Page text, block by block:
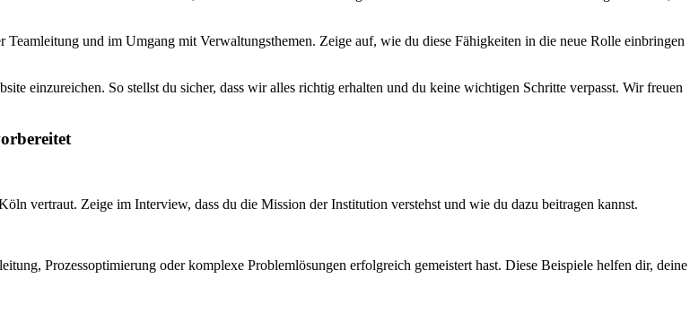
Teamleitung und im Umgang mit Verwaltungsthemen. Zeige auf, wie du diese Fähigkeiten in die neue Rolle einbringen
einzureichen. So stellst du sicher, dass wir alles richtig erhalten und du keine wichtigen Schritte verpasst. Wir freuen
vertraut. Zeige im Interview, dass du die Mission der Institution verstehst und wie du dazu beitragen kannst.
Prozessoptimierung oder komplexe Problemlösungen erfolgreich gemeistert hast. Diese Beispiele helfen dir, deine